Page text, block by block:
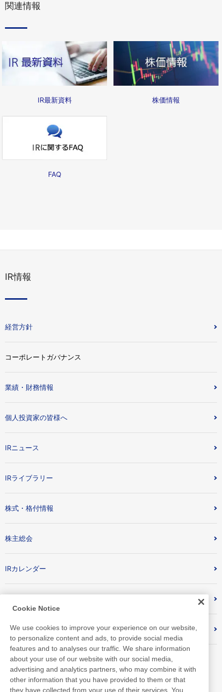
関連情報
IR最新資料 株価情報
FAQ
IR情報
経営方針
コーポレートガバナンス
業績・財務情報
個人投資家の皆様へ
IRニュース
IRライブラリー
株式・格付情報
株主総会
IRカレンダー
よくあるご質問
Cookie Notice
We use cookies to improve your experience on our website,
to personalize content and ads, to provide social media
features and to analyses our traffic. We share information
about your use of our website with our social media,
advertising and analytics partners, who may combine it with
other information that you have provided to them or that
they have collected from your use of their services. You